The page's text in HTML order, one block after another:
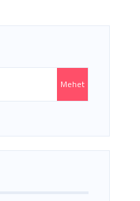
Mehet